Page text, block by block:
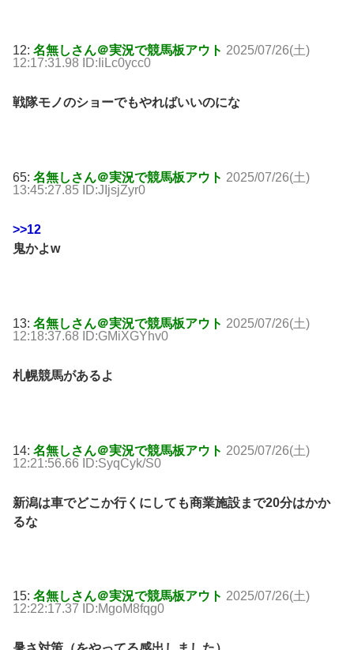
12: 名無しさん＠実況で競馬板アウト 2025/07/26(土)
12:17:31.98 ID:IiLc0ycc0
戦隊モノのショーでもやればいいのにな
65: 名無しさん＠実況で競馬板アウト 2025/07/26(土)
13:45:27.85 ID:JIjsjZyr0
>>12
鬼かよw
13: 名無しさん＠実況で競馬板アウト 2025/07/26(土)
12:18:37.68 ID:GMiXGYhv0
札幌競馬があるよ
14: 名無しさん＠実況で競馬板アウト 2025/07/26(土)
12:21:56.66 ID:SyqCyk/S0
新潟は車でどこか行くにしても商業施設まで20分はかか
るな
15: 名無しさん＠実況で競馬板アウト 2025/07/26(土)
12:22:17.37 ID:MgoM8fqg0